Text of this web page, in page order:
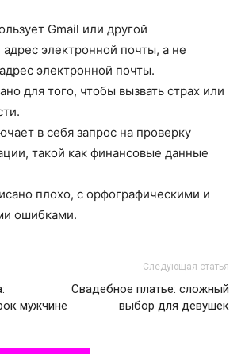
Gmail или другой
электронной почты, а не
электронной почты.
для того, чтобы вызвать страх или
в себя запрос на проверку
такой как финансовые данные
плохо, с орфографическими и
ошибками.
мужчине
Следующая статья
Свадебное платье: сложный
выбор для девушек